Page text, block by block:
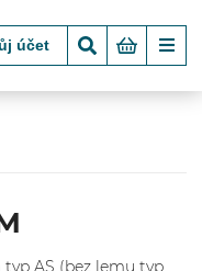
účet
AS (bez lemu typ